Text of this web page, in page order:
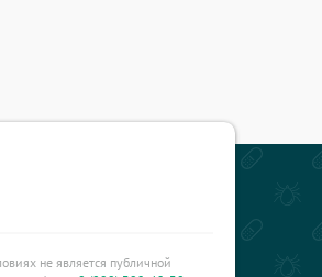
не является публичной